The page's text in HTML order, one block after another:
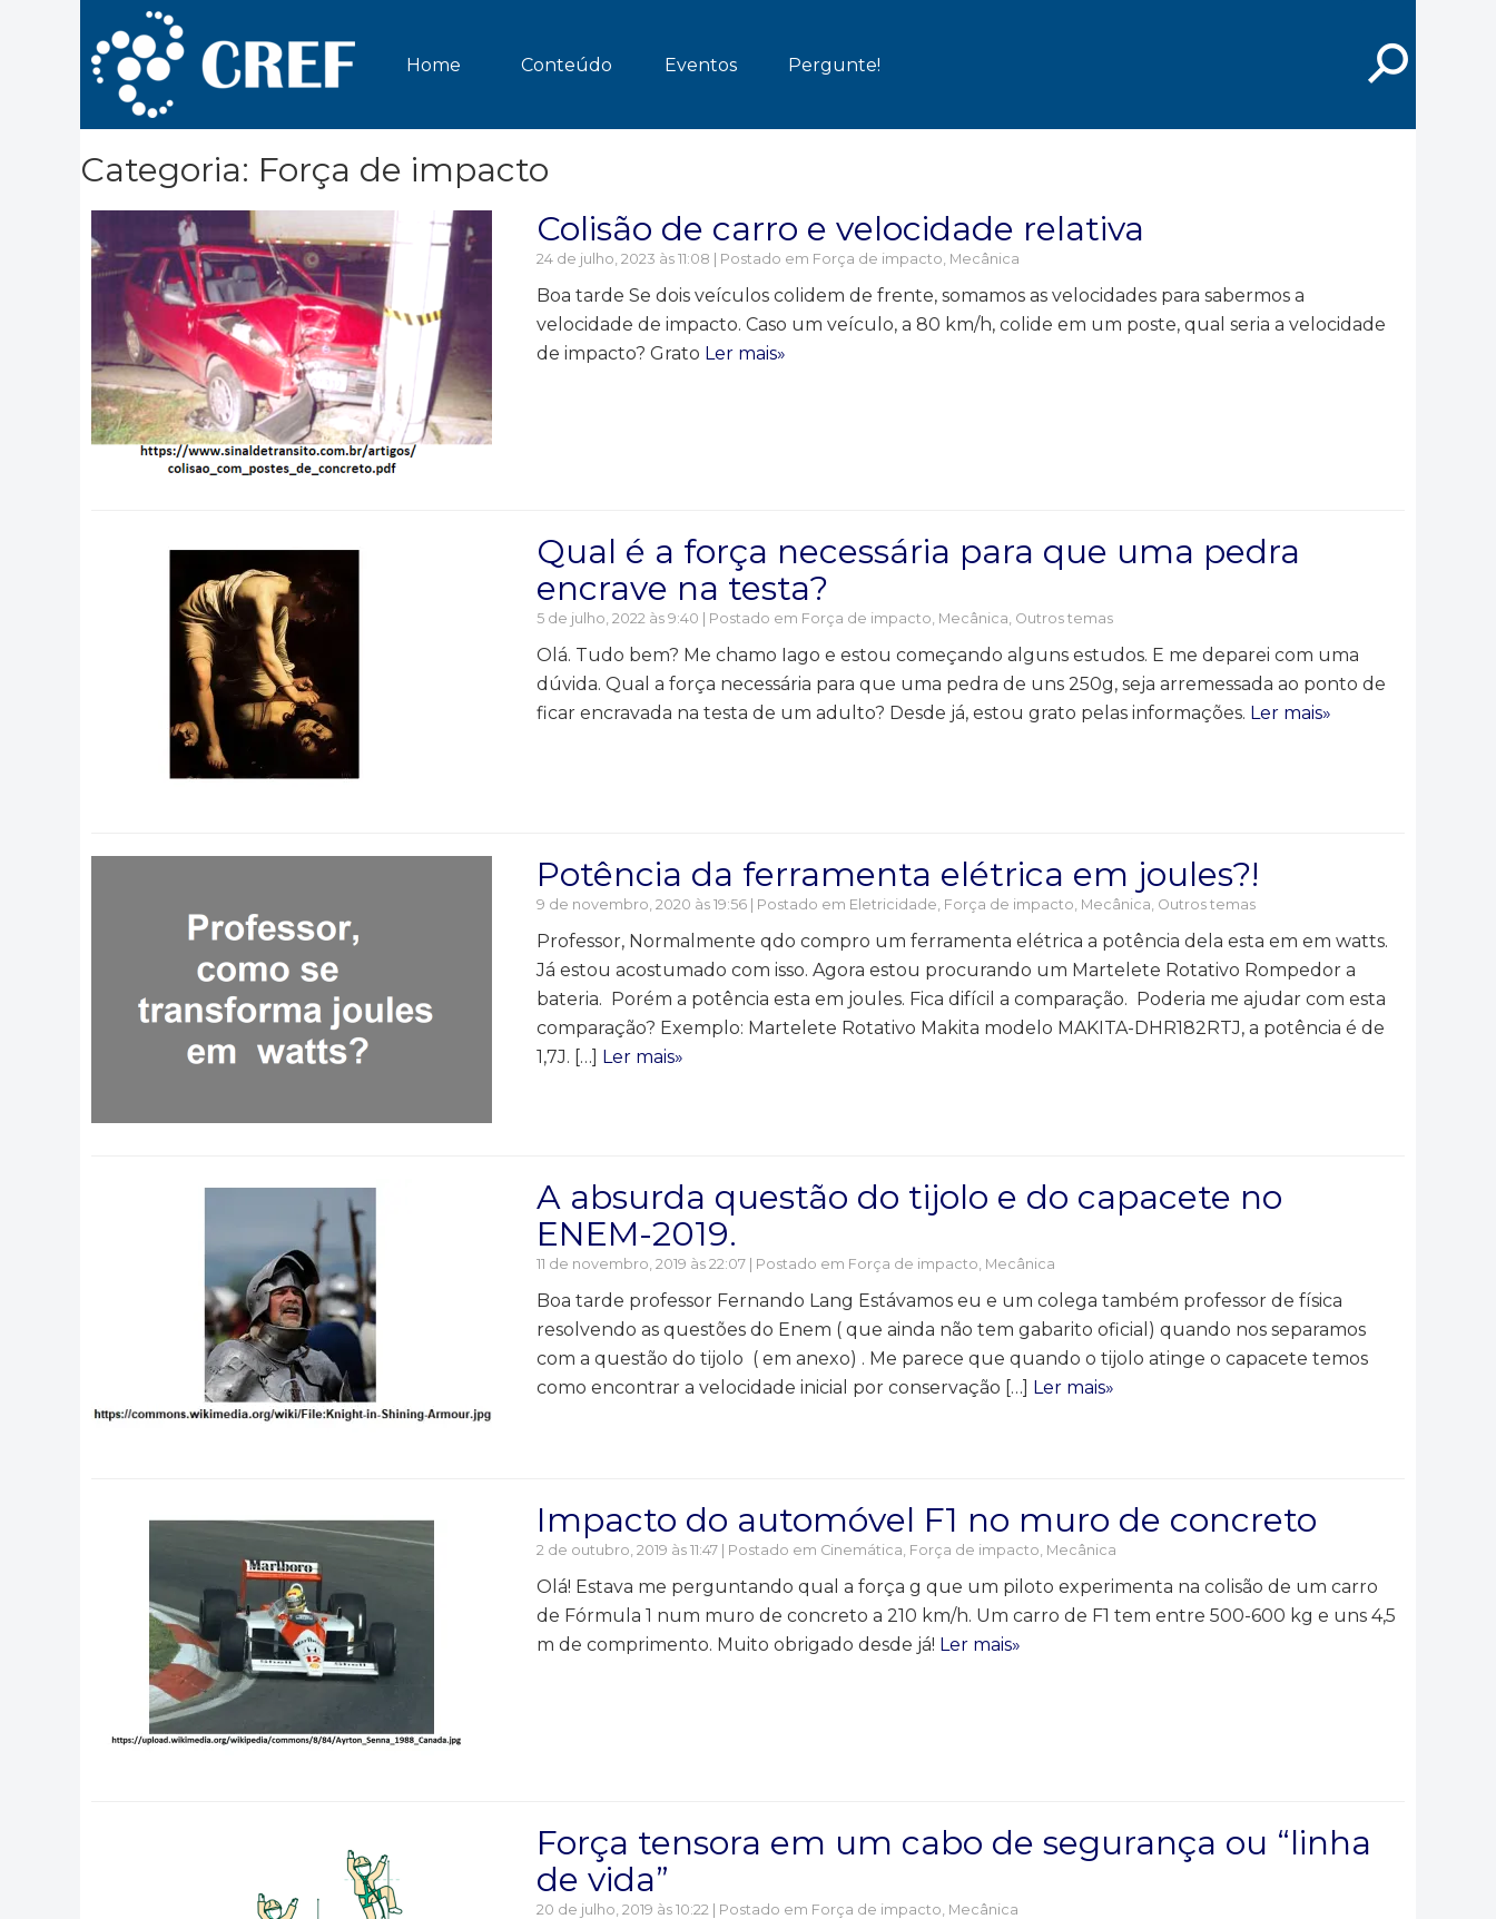
⚲
Home Conteúdo Eventos Pergunte!
Categoria: Força de impacto
Colisão de carro e velocidade relativa
24 de julho, 2023 às 11:08 | Postado em Força de impacto, Mecânica
Boa tarde Se dois veículos colidem de frente, somamos as velocidades para sabermos a
velocidade de impacto. Caso um veículo, a 80 km/h, colide em um poste, qual seria a velocidade
de impacto? Grato Ler mais»
Qual é a força necessária para que uma pedra
encrave na testa?
5 de julho, 2022 às 9:40 | Postado em Força de impacto, Mecânica, Outros temas
Olá. Tudo bem? Me chamo Iago e estou começando alguns estudos. E me deparei com uma
dúvida. Qual a força necessária para que uma pedra de uns 250g, seja arremessada ao ponto de
ficar encravada na testa de um adulto? Desde já, estou grato pelas informações. Ler mais»
Potência da ferramenta elétrica em joules?!
9 de novembro, 2020 às 19:56 | Postado em Eletricidade, Força de impacto, Mecânica, Outros temas
Professor, Normalmente qdo compro um ferramenta elétrica a potência dela esta em em watts.
Já estou acostumado com isso. Agora estou procurando um Martelete Rotativo Rompedor a
bateria. Porém a potência esta em joules. Fica difícil a comparação. Poderia me ajudar com esta
comparação? Exemplo: Martelete Rotativo Makita modelo MAKITA-DHR182RTJ, a potência é de
1,7J. […] Ler mais»
A absurda questão do tijolo e do capacete no
ENEM-2019.
11 de novembro, 2019 às 22:07 | Postado em Força de impacto, Mecânica
Boa tarde professor Fernando Lang Estávamos eu e um colega também professor de física
resolvendo as questões do Enem ( que ainda não tem gabarito oficial) quando nos separamos
com a questão do tijolo ( em anexo) . Me parece que quando o tijolo atinge o capacete temos
como encontrar a velocidade inicial por conservação […] Ler mais»
Impacto do automóvel F1 no muro de concreto
2 de outubro, 2019 às 11:47 | Postado em Cinemática, Força de impacto, Mecânica
Olá! Estava me perguntando qual a força g que um piloto experimenta na colisão de um carro
de Fórmula 1 num muro de concreto a 210 km/h. Um carro de F1 tem entre 500-600 kg e uns 4,5
m de comprimento. Muito obrigado desde já! Ler mais»
Força tensora em um cabo de segurança ou “linha
de vida”
20 de julho, 2019 às 10:22 | Postado em Força de impacto, Mecânica